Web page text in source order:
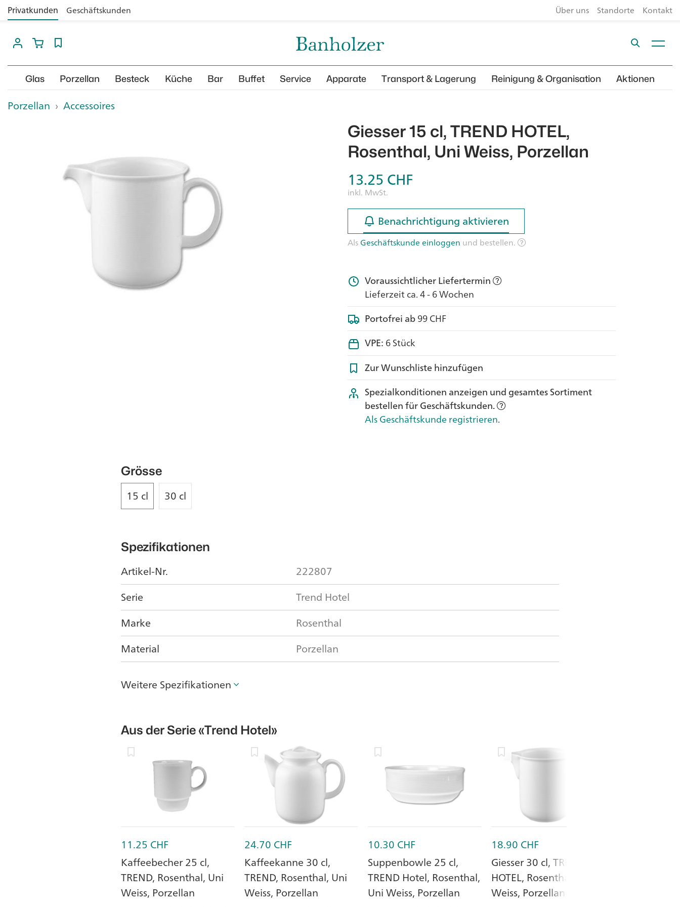
Privatkunden Geschäftskunden Über uns Standorte Kontakt
Glas Porzellan Besteck Küche Bar Buffet Service Apparate Transport & Lagerung Reinigung & Organisation Aktionen
Porzellan › Accessoires
Giesser 15 cl, TREND HOTEL,
Rosenthal, Uni Weiss, Porzellan
13.25CHF
inkl. MwSt.
Benachrichtigung aktivieren
Benachrichtigung aktivieren
AlsGeschäftskunde einloggen und bestellen.
Voraussichtlicher Liefertermin
Lieferzeit ca. 4 - 6 Wochen
Portofrei ab99 CHF
VPE:6 Stück
Zur Wunschliste hinzufügen
Spezialkonditionen anzeigen und gesamtes Sortiment
bestellen für Geschäftskunden.
Als Geschäftskunde registrieren.
Grösse
15 cl 30 cl
Spezifikationen
Artikel-Nr.
222807
Serie
Trend Hotel
Marke
Rosenthal
Material
Porzellan
Weitere Spezifikationen
Aus der Serie«Trend Hotel»
11.25 CHF
Kaffeebecher 25 cl,
TREND, Rosenthal, Uni
Weiss, Porzellan
24.70 CHF
Kaffeekanne 30 cl,
TREND, Rosenthal, Uni
Weiss, Porzellan
10.30 CHF
Suppenbowle 25 cl,
TREND Hotel, Rosenthal,
Uni Weiss, Porzellan
18.90 CHF
Giesser 30 cl, TREND
HOTEL, Rosenthal, Uni
Weiss, Porzellan